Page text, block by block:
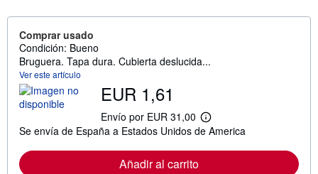
Comprar usado
Condición: Bueno
Bruguera. Tapa dura. Cubierta deslucida...
Ver este artículo
EUR 1,61
Envío por EUR 31,00
M
á
i
Se envía de España a Estados Unidos de America
Añadir al carrito